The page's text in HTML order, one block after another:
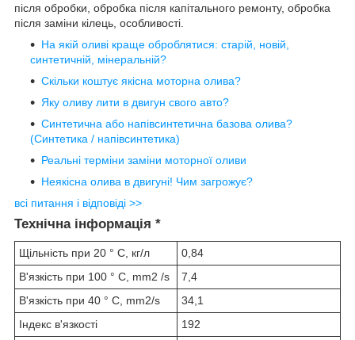
після обробки, обробка після капітального ремонту, обробка
після заміни кілець, особливості.
На якій оливі краще оброблятися: старій, новій,
синтетичній, мінеральній?
Скільки коштує якісна моторна олива?
Яку оливу лити в двигун свого авто?
Синтетична або напівсинтетична базова олива?
(Синтетика / напівсинтетика)
Реальні терміни заміни моторної оливи
Неякісна олива в двигуні! Чим загрожує?
всі питання і відповіді >>
Технічна інформація *
Щільність при 20 ° С, кг/л
0,84
В'язкість при 100 ° C, mm2 /s
7,4
В'язкість при 40 ° C, mm2/s
34,1
Індекс в'язкості
192